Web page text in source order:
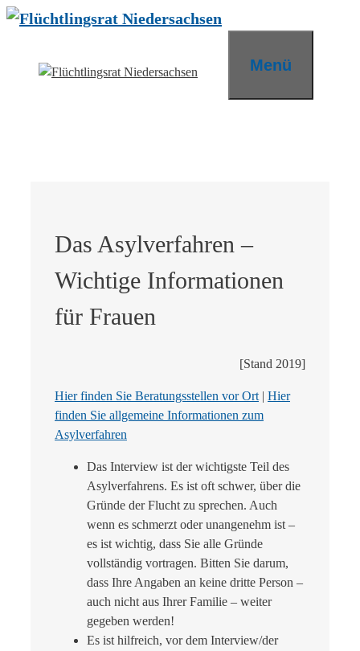
Zum
Menü
Das Asylverfahren –
Wichtige Informationen
für Frauen
[Stand 2019]
Hier finden Sie Beratungsstellen vor Ort | Hier
finden Sie allgemeine Informationen zum
Asylverfahren
Das Interview ist der wichtigste Teil des
Asylverfahrens. Es ist oft schwer, über die
Gründe der Flucht zu sprechen. Auch
wenn es schmerzt oder unangenehm ist –
es ist wichtig, dass Sie alle Gründe
vollständig vortragen. Bitten Sie darum,
dass Ihre Angaben an keine dritte Person –
auch nicht aus Ihrer Familie – weiter
gegeben werden!
Es ist hilfreich, vor dem Interview/der